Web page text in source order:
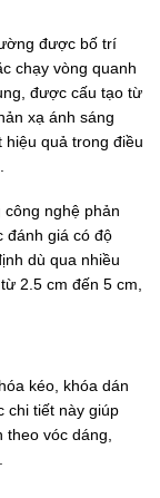
được bố trí
chạy vòng quanh
được cấu tạo từ
xạ ánh sáng
hiệu quả trong điều
công nghệ phản
đánh giá có độ
dù qua nhiều
2.5 cm đến 5 cm,
kéo, khóa dán
chi tiết này giúp
vóc dáng,